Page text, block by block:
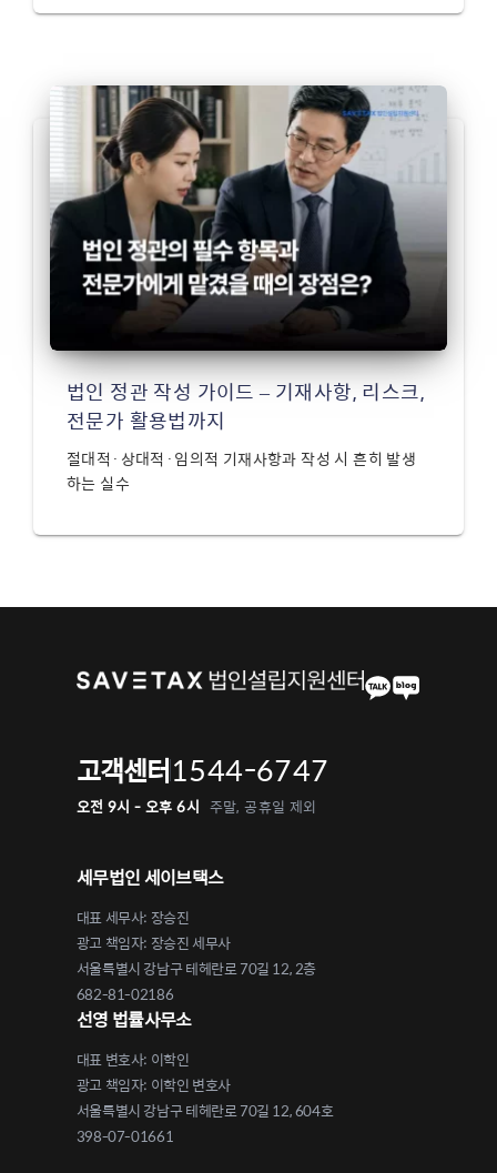
법인 정관 작성 가이드 – 기재사항, 리스크,
전문가 활용법까지
절대적·상대적·임의적 기재사항과 작성 시 흔히 발생
하는 실수
고객센터1544-6747
오전 9시 - 오후 6시 주말, 공휴일 제외
세무법인 세이브택스
대표 세무사: 장승진
광고 책임자: 장승진 세무사
서울특별시 강남구 테헤란로 70길 12, 2층
682-81-02186
선영 법률사무소
대표 변호사: 이학인
광고 책임자: 이학인 변호사
서울특별시 강남구 테헤란로 70길 12, 604호
398-07-01661